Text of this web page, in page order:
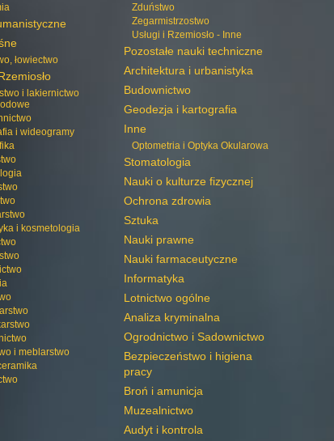
łowiectwo
i lakiernictwo
i wideogramy
i kosmetologia
i meblarstwo
Zduństwo
Zegarmistrzostwo
Usługi i Rzemiosło - Inne
Pozostałe nauki techniczne
Architektura i urbanistyka
Budownictwo
Geodezja i kartografia
Inne
Optometria i Optyka Okularowa
Stomatologia
Nauki o kulturze fizycznej
Ochrona zdrowia
Sztuka
Nauki prawne
Nauki farmaceutyczne
Informatyka
Lotnictwo ogólne
Analiza kryminalna
Ogrodnictwo i Sadownictwo
Bezpieczeństwo i higiena
pracy
Broń i amunicja
Muzealnictwo
Audyt i kontrola